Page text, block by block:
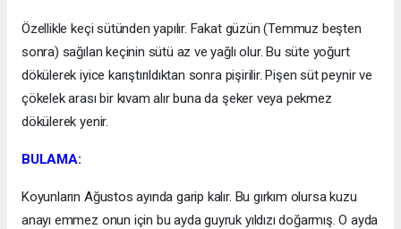
Özellikle keçi sütünden yapılır. Fakat güzün (Temmuz beşten
sonra) sağılan keçinin sütü az ve yağlı olur. Bu süte yoğurt
dökülerek iyice karıştırıldıktan sonra pişirilir. Pişen süt peynir ve
çökelek arası bir kıvam alır buna da şeker veya pekmez
dökülerek yenir.
BULAMA:
Koyunların Ağustos ayında garip kalır. Bu gırkım olursa kuzu
anayı emmez onun için bu ayda guyruk yıldızı doğarmış. O ayda